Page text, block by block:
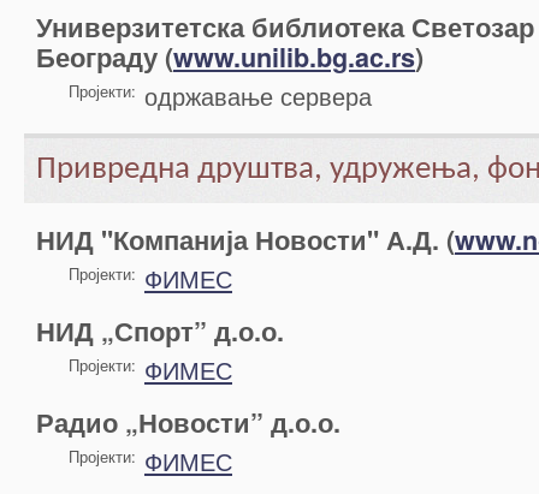
Универзитетска библиотека
Београду (www.unilib.bg.ac.rs)
Пројекти: одржавање сервера
Привредна друштва, удружења,
НИД "Компанија Новости" А.Д. (
Пројекти: ФИМЕС
НИД „Спорт” д.о.о.
Пројекти: ФИМЕС
Радио „Новости” д.о.о.
Пројекти: ФИМЕС